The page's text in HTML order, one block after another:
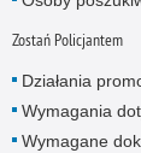
Zostań Policjantem
Działania
Wymagania
Wymagane